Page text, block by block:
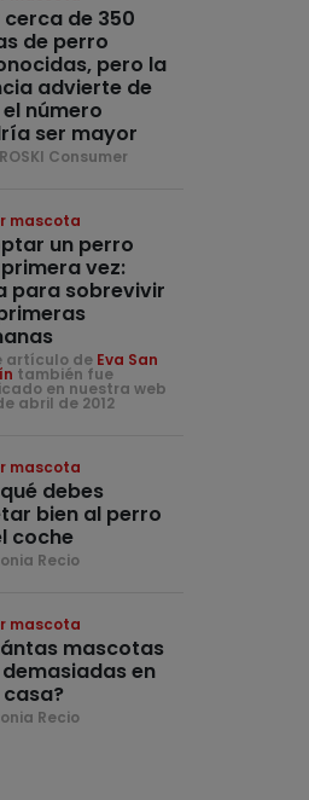
cerca de 350
de perro
pero la
advierte de
número
ser mayor
Consumer
mascota
un perro
vez:
para sobrevivir
artículo de Eva San
también fue
en nuestra web
abril de 2012
mascota
debes
bien al perro
coche
Recio
mascota
mascotas
en
Recio